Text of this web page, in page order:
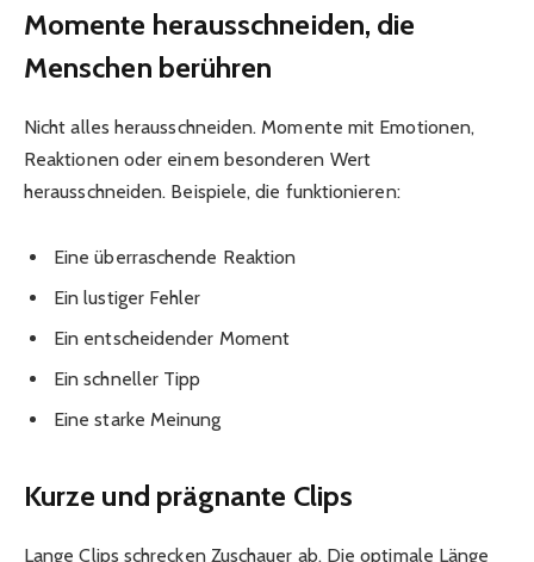
Momente herausschneiden, die
Menschen berühren
Nicht alles herausschneiden. Momente mit Emotionen,
Reaktionen oder einem besonderen Wert
herausschneiden. Beispiele, die funktionieren:
Eine überraschende Reaktion
Ein lustiger Fehler
Ein entscheidender Moment
Ein schneller Tipp
Eine starke Meinung
Kurze und prägnante Clips
Lange Clips schrecken Zuschauer ab. Die optimale Länge